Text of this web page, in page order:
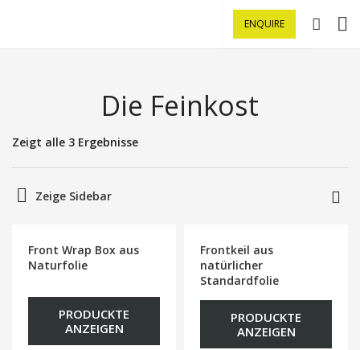
ENQUIRE
Die Feinkost
Zeigt alle 3 Ergebnisse
Zeige Sidebar
Front Wrap Box aus
Naturfolie
PRODUCKTE
ANZEIGEN
Frontkeil aus
natürlicher
Standardfolie
PRODUCKTE
ANZEIGEN